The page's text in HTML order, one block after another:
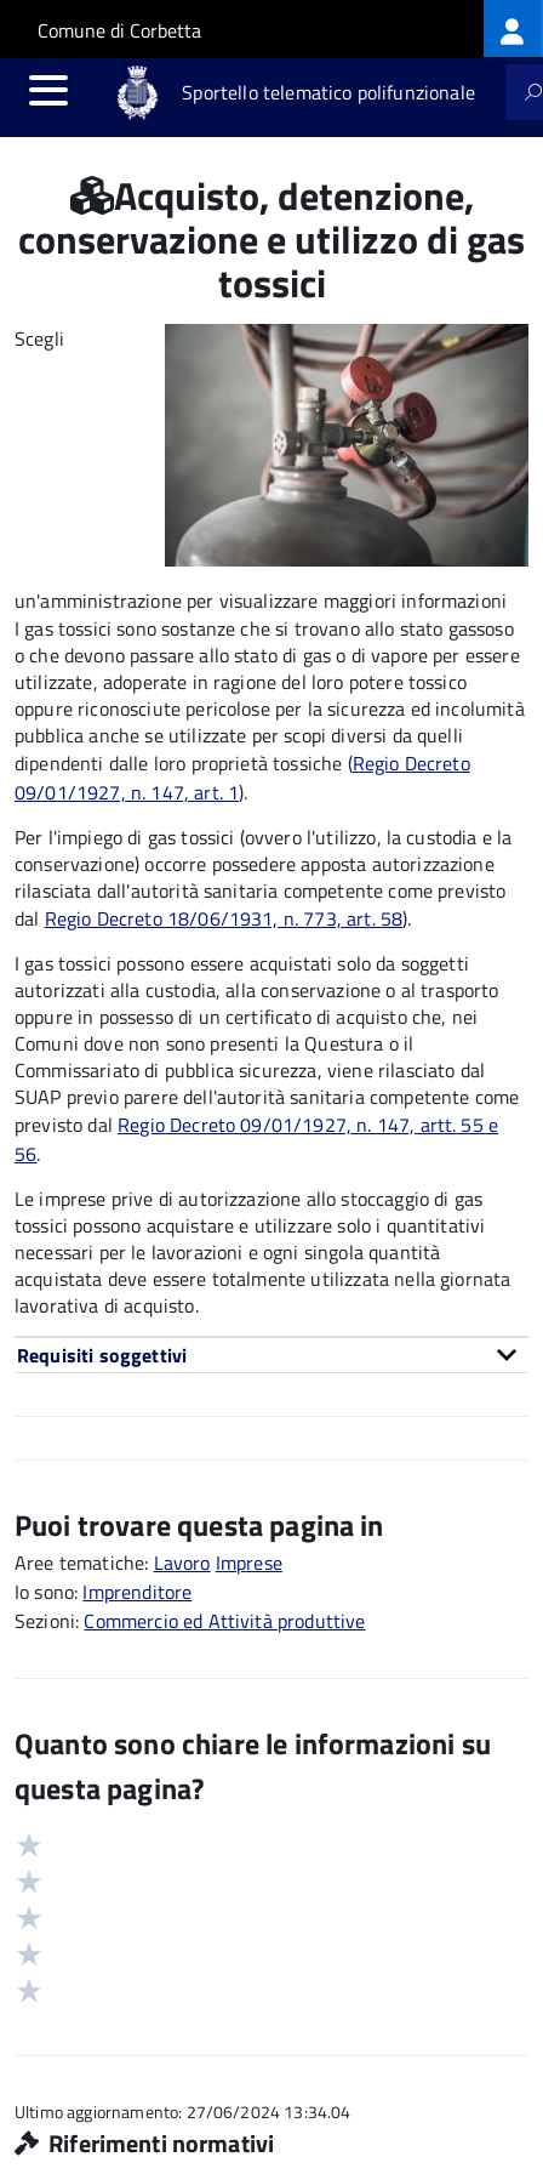
Salta al contenuto principale
Skip to site navigation
Comune di Corbetta
Sportello telematico polifunzionale
Acquisto, detenzione,
conservazione e utilizzo di gas
tossici
Scegli
un'amministrazione per visualizzare maggiori informazioni
I gas tossici sono sostanze che si trovano allo stato gassoso
o che devono passare allo stato di gas o di vapore per essere
utilizzate, adoperate in ragione del loro potere tossico
oppure riconosciute pericolose per la sicurezza ed incolumità
pubblica anche se utilizzate per scopi diversi da quelli
dipendenti dalle loro proprietà tossiche (Regio Decreto
09/01/1927, n. 147, art. 1).
Per l'impiego di gas tossici (ovvero l'utilizzo, la custodia e la
conservazione) occorre possedere apposta autorizzazione
rilasciata dall'autorità sanitaria competente come previsto
dal Regio Decreto 18/06/1931, n. 773, art. 58).
I gas tossici possono essere acquistati solo da soggetti
autorizzati alla custodia, alla conservazione o al trasporto
oppure in possesso di un certificato di acquisto che, nei
Comuni dove non sono presenti la Questura o il
Commissariato di pubblica sicurezza, viene rilasciato dal
SUAP previo parere dell'autorità sanitaria competente come
previsto dal Regio Decreto 09/01/1927, n. 147, artt. 55 e
56.
Le imprese prive di autorizzazione allo stoccaggio di gas
tossici possono acquistare e utilizzare solo i quantitativi
necessari per le lavorazioni e ogni singola quantità
acquistata deve essere totalmente utilizzata nella giornata
lavorativa di acquisto.
Requisiti soggettivi
Puoi trovare questa pagina in
Aree tematiche: Lavoro Imprese
Io sono: Imprenditore
Sezioni: Commercio ed Attività produttive
Quanto sono chiare le informazioni su
questa pagina?
Valutazione
5
Ultimo aggiornamento: 27/06/2024 13:34.04
Riferimenti normativi